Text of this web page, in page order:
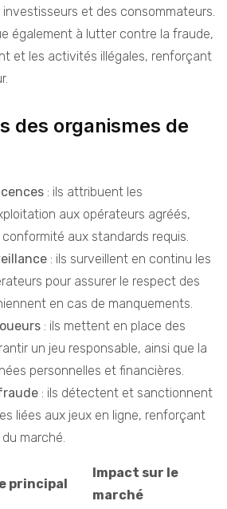
et des consommateurs.
également à lutter contre la fraude,
et les activités illégales, renforçant
des organismes de
: ils attribuent les
aux opérateurs agréés,
aux standards requis.
: ils surveillent en continu les
pour assurer le respect des
en cas de manquements.
: ils mettent en place des
un jeu responsable, ainsi que la
personnelles et financières.
: ils détectent et sanctionnent
liées aux jeux en ligne, renforçant
marché.
principal
Impact sur le
marché